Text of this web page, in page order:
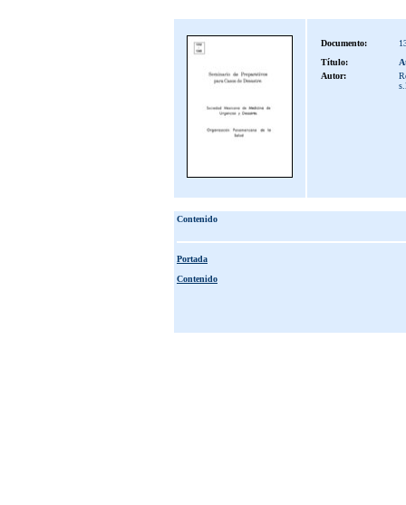
Documento:
Título:
Autor:
Contenido
Portada
Contenido